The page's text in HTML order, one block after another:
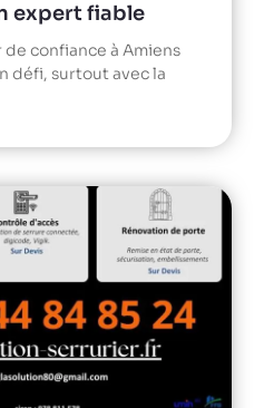
expert fiable
confiance à Amiens
défi, surtout avec la